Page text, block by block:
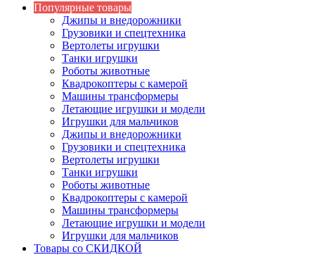
Популярные товары
Джипы и внедорожники
Грузовики и спецтехника
Вертолеты игрушки
Танки игрушки
Роботы животные
Квадрокоптеры с камерой
Машины трансформеры
Летающие игрушки и модели
Игрушки для мальчиков
Джипы и внедорожники
Грузовики и спецтехника
Вертолеты игрушки
Танки игрушки
Роботы животные
Квадрокоптеры с камерой
Машины трансформеры
Летающие игрушки и модели
Игрушки для мальчиков
Товары со СКИДКОЙ